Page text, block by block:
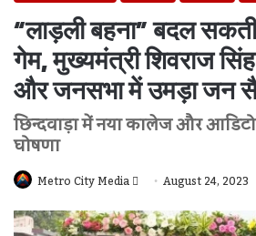
“लाड़ली बहना” बदल सकती
गेम, मुख्यमंत्री शिवराज
और जनसभा में उमड़ा जन
छिन्दवाड़ा में नया कालेज और
घोषणा
Metro City Media
Send
Email
August 24, 2023